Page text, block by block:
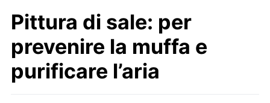
Pittura di sale: per
prevenire la muffa e
purificare l’aria